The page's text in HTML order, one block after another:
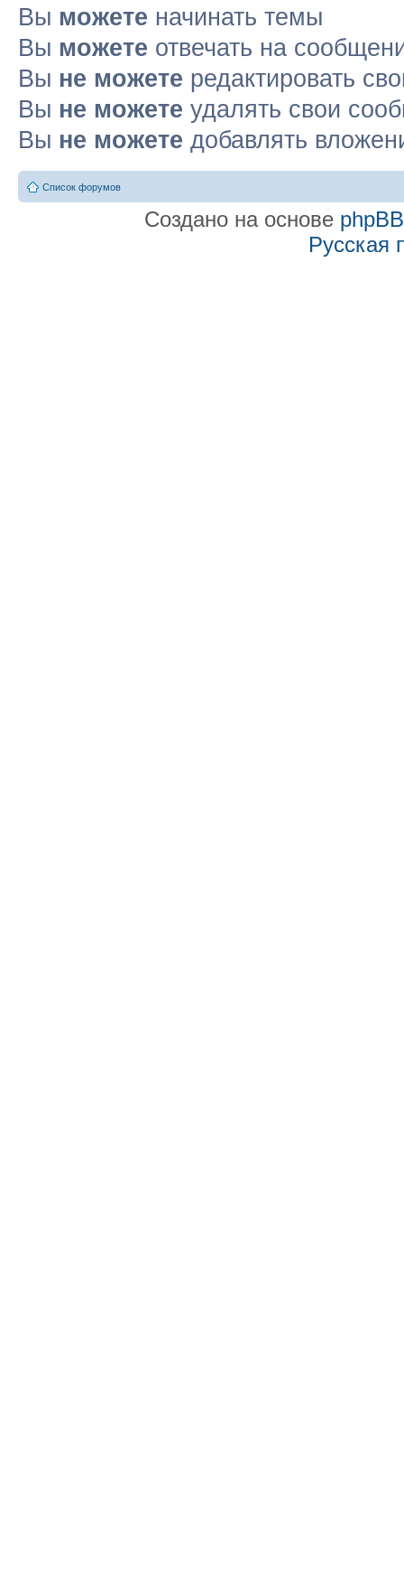
Вы можете начинать темы
Вы можете отвечать на
Вы не можете редактировать
Вы не можете удалять свои
Вы не можете добавлять
Список форумов
Создано на основе phpBB
Русская